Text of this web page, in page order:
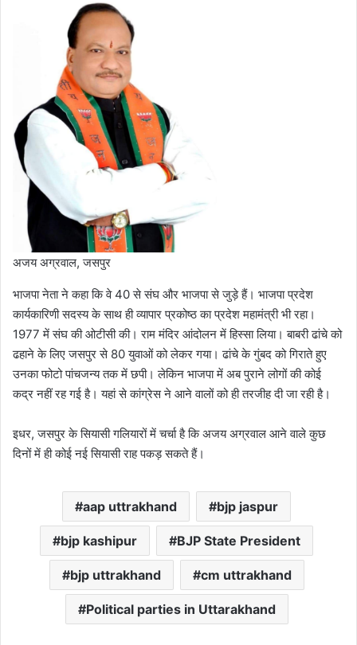
अजय अग्रवाल, जसपुर
भाजपा नेता ने कहा कि वे 40 से संघ और भाजपा से जुड़े हैं। भाजपा प्रदेश
कार्यकारिणी सदस्य के साथ ही व्यापार प्रकोष्ठ का प्रदेश महामंत्री भी रहा।
1977 में संघ की ओटीसी की। राम मंदिर आंदोलन में हिस्सा लिया। बाबरी ढांचे को
ढहाने के लिए जसपुर से 80 युवाओं को लेकर गया। ढांचे के गुंबद को गिराते हुए
उनका फोटो पांचजन्य तक में छपी। लेकिन भाजपा में अब पुराने लोगों की कोई
कद्र नहीं रह गई है। यहां से कांग्रेस ने आने वालों को ही तरजीह दी जा रही है।
इधर, जसपुर के सियासी गलियारों में चर्चा है कि अजय अग्रवाल आने वाले कुछ
दिनों में ही कोई नई सियासी राह पकड़ सकते हैं।
aap uttrakhand bjp jaspur
bjp kashipur BJP State President
bjp uttrakhand cm uttrakhand
Political parties in Uttarakhand